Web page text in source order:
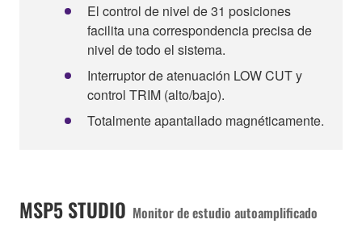
El control de nivel de 31 posiciones
facilita una correspondencia precisa de
nivel de todo el sistema.
Interruptor de atenuación LOW CUT y
control TRIM (alto/bajo).
Totalmente apantallado magnéticamente.
MSP5 STUDIO Monitor de estudio autoamplificado